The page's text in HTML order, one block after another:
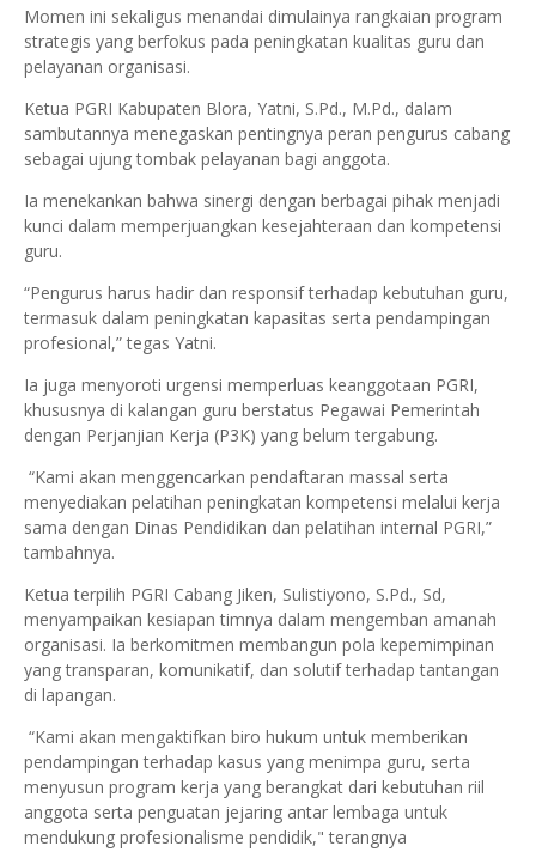
Momen ini sekaligus menandai dimulainya rangkaian program
strategis yang berfokus pada peningkatan kualitas guru dan
pelayanan organisasi.
Ketua PGRI Kabupaten Blora, Yatni, S.Pd., M.Pd., dalam
sambutannya menegaskan pentingnya peran pengurus cabang
sebagai ujung tombak pelayanan bagi anggota.
Ia menekankan bahwa sinergi dengan berbagai pihak menjadi
kunci dalam memperjuangkan kesejahteraan dan kompetensi
guru.
“Pengurus harus hadir dan responsif terhadap kebutuhan guru,
termasuk dalam peningkatan kapasitas serta pendampingan
profesional,” tegas Yatni.
Ia juga menyoroti urgensi memperluas keanggotaan PGRI,
khususnya di kalangan guru berstatus Pegawai Pemerintah
dengan Perjanjian Kerja (P3K) yang belum tergabung.
“Kami akan menggencarkan pendaftaran massal serta
menyediakan pelatihan peningkatan kompetensi melalui kerja
sama dengan Dinas Pendidikan dan pelatihan internal PGRI,”
tambahnya.
Ketua terpilih PGRI Cabang Jiken, Sulistiyono, S.Pd., Sd,
menyampaikan kesiapan timnya dalam mengemban amanah
organisasi. Ia berkomitmen membangun pola kepemimpinan
yang transparan, komunikatif, dan solutif terhadap tantangan
di lapangan.
“Kami akan mengaktifkan biro hukum untuk memberikan
pendampingan terhadap kasus yang menimpa guru, serta
menyusun program kerja yang berangkat dari kebutuhan riil
anggota serta penguatan jejaring antar lembaga untuk
mendukung profesionalisme pendidik," terangnya